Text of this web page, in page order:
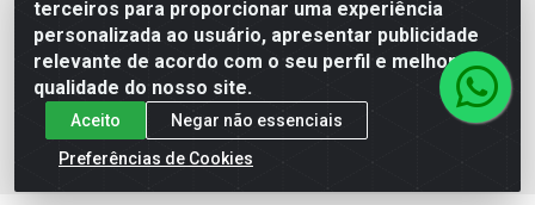
terceiros para proporcionar uma experiência
personalizada ao usuário, apresentar publicidade
relevante de acordo com o seu perfil e melhorar a
qualidade do nosso site.
Aceito
Negar não essenciais
Preferências de Cookies
Quartel, Linhares/ES – CEP 29.900-983 – CNPJ
27.724.509/0001-33